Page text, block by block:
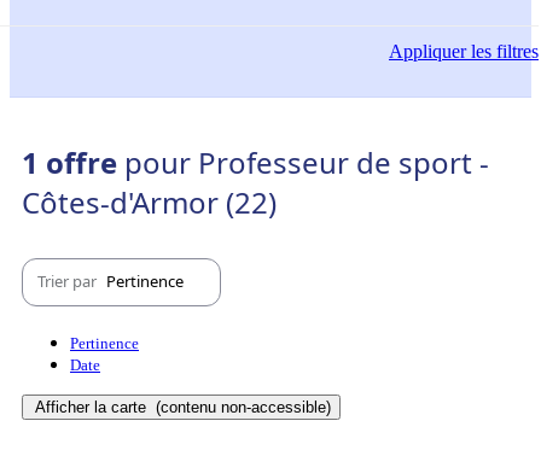
Appliquerles filtres
1 offre pour Professeur de sport -
Côtes-d'Armor (22)
Trier par Pertinence
Pertinence
Date
Afficher la carte (contenu non-accessible)